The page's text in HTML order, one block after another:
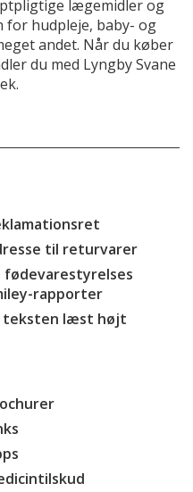
lægemidler og
hudpleje, baby- og
andet. Når du køber
du med Lyngby Svane
til returvarer
fødevarestyrelses
rapporter
teksten læst højt